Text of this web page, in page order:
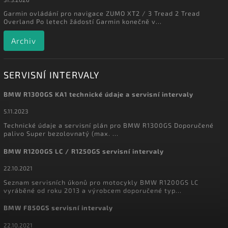
Garmin ovládání pro navigace ZUMO XT2 / 3 Tread 2 Tread
Overland Po letech žádostí Garmin konečně v...
Archiv
SERVISNÍ INTERVALY
BMW R1300GS KA1 technické údaje a servisní intervaly
5.11.2023
Technické údaje a servisní plán pro BMW R1300GS Doporučené
palivo Super bezolovnatý (max. ...
BMW R1200GS LC / R1250GS servisní intervaly
22.10.2021
Seznam servisních úkonů pro motocykly BMW R1200GS LC
vyráběné od roku 2013 a výrobcem doporučené typ...
BMW F850GS servisní intervaly
22.10.2021